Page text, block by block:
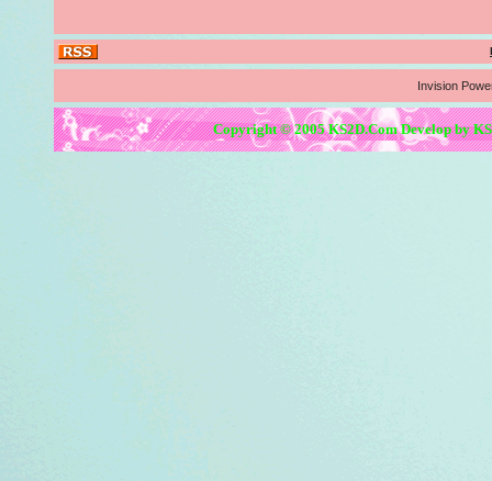
Invision
Copyright © 2005 KS2D.Com Develop by